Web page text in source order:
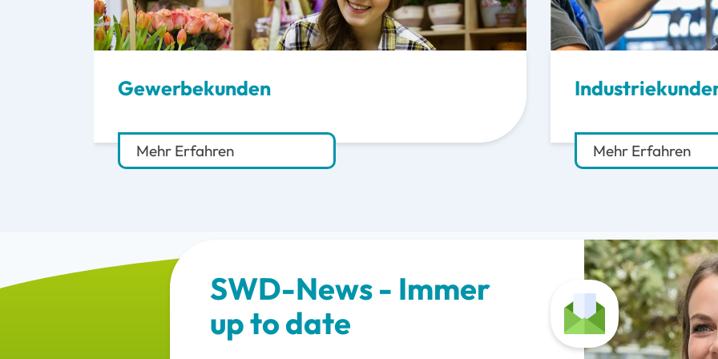
Gewerbekunden
Mehr Erfahren Mehr Erfahren
SWD-News - Immer
up to date